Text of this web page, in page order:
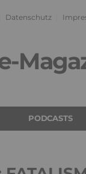
Datenschutz
PODCASTS